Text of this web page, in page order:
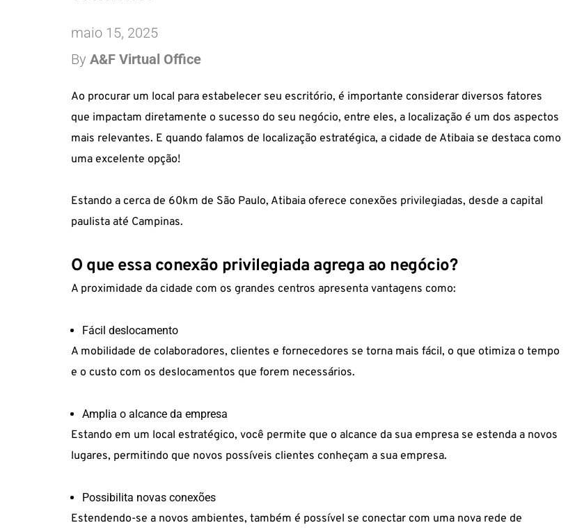
maio 15, 2025
By A&F Virtual Office
Ao procurar um local para estabelecer seu escritório, é importante considerar diversos fatores
que impactam diretamente o sucesso do seu negócio, entre eles, a localização é um dos aspectos
mais relevantes. E quando falamos de localização estratégica, a cidade de Atibaia se destaca como
uma excelente opção!
Estando a cerca de 60km de São Paulo, Atibaia oferece conexões privilegiadas, desde a capital
paulista até Campinas.
O que essa conexão privilegiada agrega ao negócio?
A proximidade da cidade com os grandes centros apresenta vantagens como:
Fácil deslocamento
A mobilidade de colaboradores, clientes e fornecedores se torna mais fácil, o que otimiza o tempo
e o custo com os deslocamentos que forem necessários.
Amplia o alcance da empresa
Estando em um local estratégico, você permite que o alcance da sua empresa se estenda a novos
lugares, permitindo que novos possíveis clientes conheçam a sua empresa.
Possibilita novas conexões
Estendendo-se a novos ambientes, também é possível se conectar com uma nova rede de